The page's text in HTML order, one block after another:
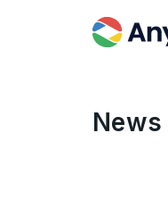
News